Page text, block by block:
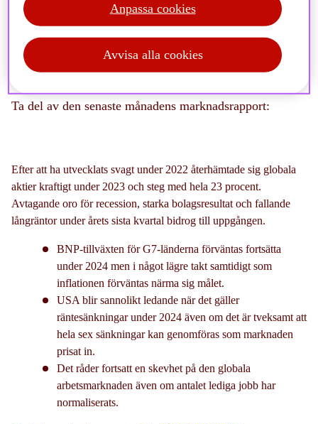
Ta del av den senaste månadens marknadsrapport:
Efter att ha utvecklats svagt under 2022 återhämtade sig globala
aktier kraftigt under 2023 och steg med hela 23 procent.
Avtagande oro för recession, starka bolagsresultat och fallande
långräntor under årets sista kvartal bidrog till uppgången.
BNP-tillväxten för G7-länderna förväntas fortsätta
under 2024 men i något lägre takt samtidigt som
inflationen förväntas närma sig målet.
USA blir sannolikt ledande när det gäller
räntesänkningar under 2024 även om det är tveksamt att
hela sex sänkningar kan genomföras som marknaden
prisat in.
Det råder fortsatt en skevhet på den globala
arbetsmarknaden även om antalet lediga jobb har
normaliserats.
Anpassa cookies
Avvisa alla cookies